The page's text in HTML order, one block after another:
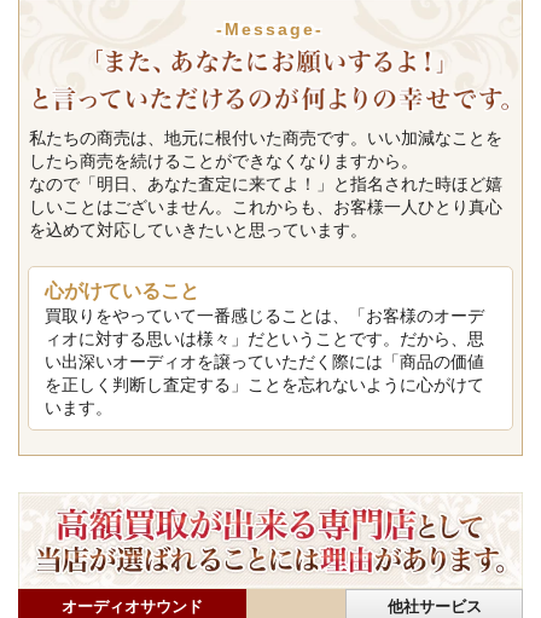
-Message-
私たちの商売は、地元に根付いた商売です。いい加減なことを
したら商売を続けることができなくなりますから。
なので「明日、あなた査定に来てよ！」と指名された時ほど嬉
しいことはございません。これからも、お客様一人ひとり真心
を込めて対応していきたいと思っています。
心がけていること
買取りをやっていて一番感じることは、「お客様のオーデ
ィオに対する思いは様々」だということです。だから、思
い出深いオーディオを譲っていただく際には「商品の価値
を正しく判断し査定する」ことを忘れないように心がけて
います。
オーディオサウンド 他社サービス